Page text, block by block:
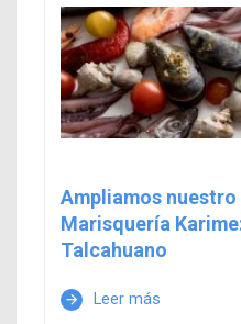
Ampliamos
Marisquería
Talcahuano
arrow_forward Leer más